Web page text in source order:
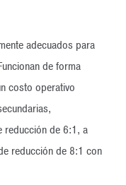
adecuados para
de forma
costo operativo
reducción de 6:1, a
reducción de 8:1 con